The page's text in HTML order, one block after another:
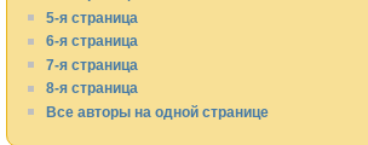
5-я страница
6-я страница
7-я страница
8-я страница
Все авторы на одной странице